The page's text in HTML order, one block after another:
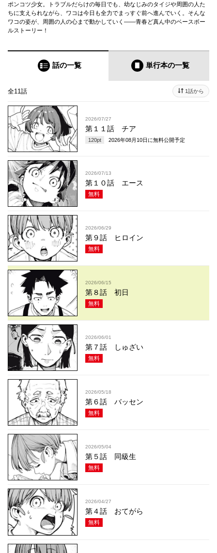
ポンコツ少女。トラブルだらけの毎日でも、幼なじみのタイジや周囲の人た
ちに支えられながら、ワコは今日も全力でまっすぐ前へ進んでいく。そんな
ワコの姿が、周囲の人の心まで動かしていく――青春ど真ん中のベースボー
ルストーリー！
話の一覧 単行本の一覧
全11話 1話から
2026/07/27
第１１話 チア
120pt 2026年08月10日 に無料公開予定
2026/07/13
第１０話 エース
無料
2026/06/29
第９話 ヒロイン
無料
2026/06/15
第８話 初日
無料
2026/06/01
第７話 しゅざい
無料
2026/05/18
第６話 バッセン
無料
2026/05/04
第５話 同級生
無料
2026/04/27
第４話 おてがら
無料